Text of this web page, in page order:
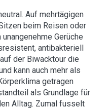
Auf mehrtägigen
beim Reisen oder
Gerüche
antibakteriell
der Biwacktour die
kann auch mehr als
getragen
als Grundlage für
Alltag. Zumal fusselt